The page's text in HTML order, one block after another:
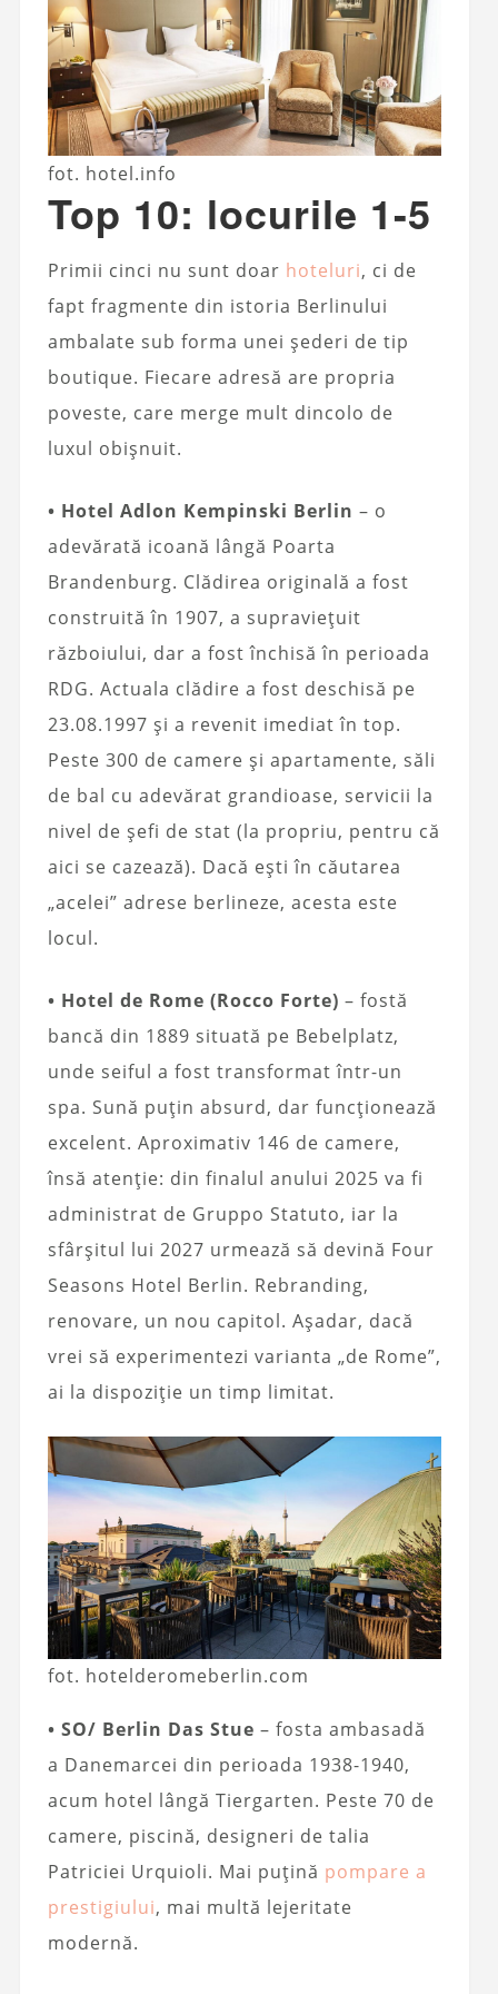
fot. hotel.info
Top 10: locurile 1-5
Primii cinci nu sunt doar hoteluri, ci de
fapt fragmente din istoria Berlinului
ambalate sub forma unei șederi de tip
boutique. Fiecare adresă are propria
poveste, care merge mult dincolo de
luxul obișnuit.
• Hotel Adlon Kempinski Berlin – o
adevărată icoană lângă Poarta
Brandenburg. Clădirea originală a fost
construită în 1907, a supraviețuit
războiului, dar a fost închisă în perioada
RDG. Actuala clădire a fost deschisă pe
23.08.1997 și a revenit imediat în top.
Peste 300 de camere și apartamente, săli
de bal cu adevărat grandioase, servicii la
nivel de șefi de stat (la propriu, pentru că
aici se cazează). Dacă ești în căutarea
„acelei” adrese berlineze, acesta este
locul.
• Hotel de Rome (Rocco Forte) – fostă
bancă din 1889 situată pe Bebelplatz,
unde seiful a fost transformat într-un
spa. Sună puțin absurd, dar funcționează
excelent. Aproximativ 146 de camere,
însă atenție: din finalul anului 2025 va fi
administrat de Gruppo Statuto, iar la
sfârșitul lui 2027 urmează să devină Four
Seasons Hotel Berlin. Rebranding,
renovare, un nou capitol. Așadar, dacă
vrei să experimentezi varianta „de Rome”,
ai la dispoziție un timp limitat.
fot. hotelderomeberlin.com
• SO/ Berlin Das Stue – fosta ambasadă
a Danemarcei din perioada 1938-1940,
acum hotel lângă Tiergarten. Peste 70 de
camere, piscină, designeri de talia
Patriciei Urquioli. Mai puțină pompare a
prestigiului, mai multă lejeritate
modernă.